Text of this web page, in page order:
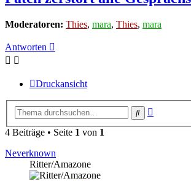
Moderatoren: Thies, mara, Thies, mara
Antworten
Druckansicht
Suche
4 Beiträge • Seite 1 von 1
Neverknown
Ritter/Amazone